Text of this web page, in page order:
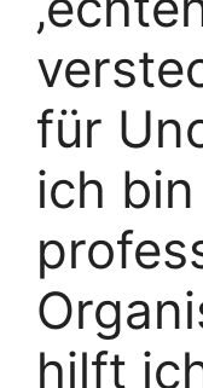
für
ich
hilft